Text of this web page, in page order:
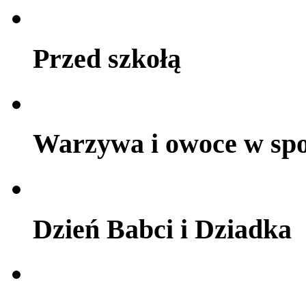
Przed szkołą
Warzywa i owoce w
Dzień Babci i Dziadka